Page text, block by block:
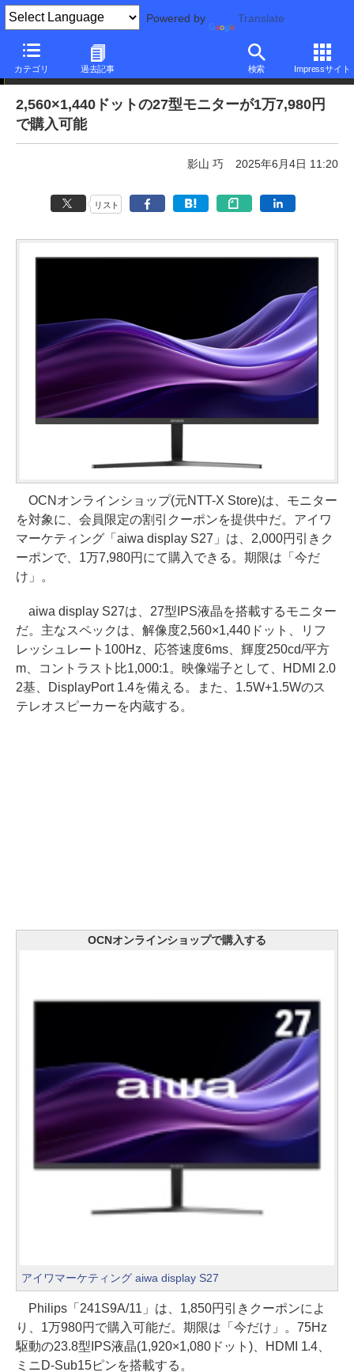
Powered by Translate
カテゴリ 過去記事 検索 Impressサイト
本日みつけたお買い得品
2,560×1,440ドットの27型モニターが1万7,980円
で購入可能
影山 巧 2025年6月4日 11:20
リスト
OCNオンラインショップ(元NTT-X Store)は、モニター
を対象に、会員限定の割引クーポンを提供中だ。アイワ
マーケティング「aiwa display S27」は、2,000円引きク
ーポンで、1万7,980円にて購入できる。期限は「今だ
け」。
aiwa display S27は、27型IPS液晶を搭載するモニター
だ。主なスペックは、解像度2,560×1,440ドット、リフ
レッシュレート100Hz、応答速度6ms、輝度250cd/平方
m、コントラスト比1,000:1。映像端子として、HDMI 2.0
2基、DisplayPort 1.4を備える。また、1.5W+1.5Wのス
テレオスピーカーを内蔵する。
OCNオンラインショップで購入する
アイワマーケティング aiwa display S27
Philips「241S9A/11」は、1,850円引きクーポンによ
り、1万980円で購入可能だ。期限は「今だけ」。75Hz
駆動の23.8型IPS液晶(1,920×1,080ドット)、HDMI 1.4、
ミニD-Sub15ピンを搭載する。